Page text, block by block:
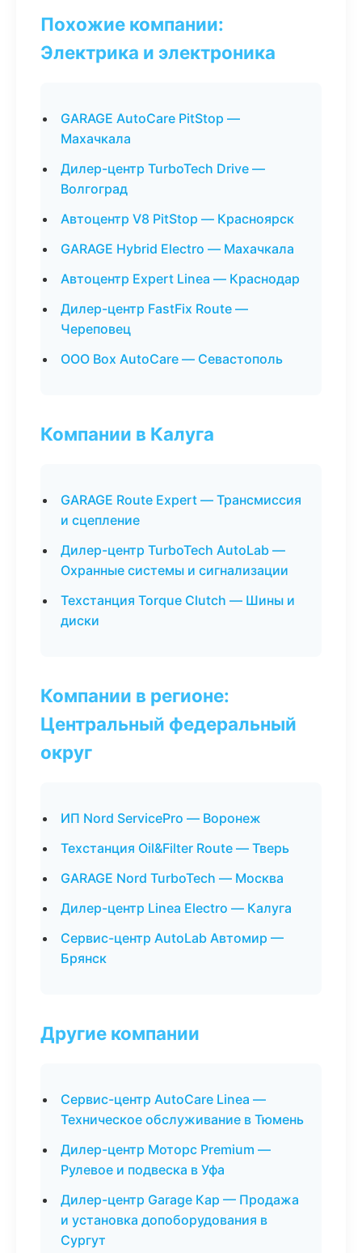
Похожие компании:
Электрика и электроника
GARAGE AutoCare PitStop —
Махачкала
Дилер-центр TurboTech Drive —
Волгоград
Автоцентр V8 PitStop — Красноярск
GARAGE Hybrid Electro — Махачкала
Автоцентр Expert Linea — Краснодар
Дилер-центр FastFix Route —
Череповец
ООО Box AutoCare — Севастополь
Компании в Калуга
GARAGE Route Expert — Трансмиссия
и сцепление
Дилер-центр TurboTech AutoLab —
Охранные системы и сигнализации
Техстанция Torque Clutch — Шины и
диски
Компании в регионе:
Центральный федеральный
округ
ИП Nord ServicePro — Воронеж
Техстанция Oil&Filter Route — Тверь
GARAGE Nord TurboTech — Москва
Дилер-центр Linea Electro — Калуга
Сервис-центр AutoLab Автомир —
Брянск
Другие компании
Сервис-центр AutoCare Linea —
Техническое обслуживание в Тюмень
Дилер-центр Моторс Premium —
Рулевое и подвеска в Уфа
Дилер-центр Garage Кар — Продажа
и установка допоборудования в
Сургут